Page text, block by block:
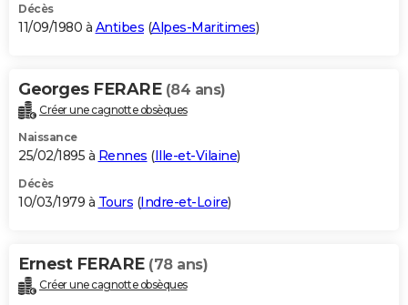
Décès
11/09/1980 à Antibes (Alpes-Maritimes)
Georges FERARE (84 ans)
Créer une cagnotte obsèques
Naissance
25/02/1895 à Rennes (Ille-et-Vilaine)
Décès
10/03/1979 à Tours (Indre-et-Loire)
Ernest FERARE (78 ans)
Créer une cagnotte obsèques